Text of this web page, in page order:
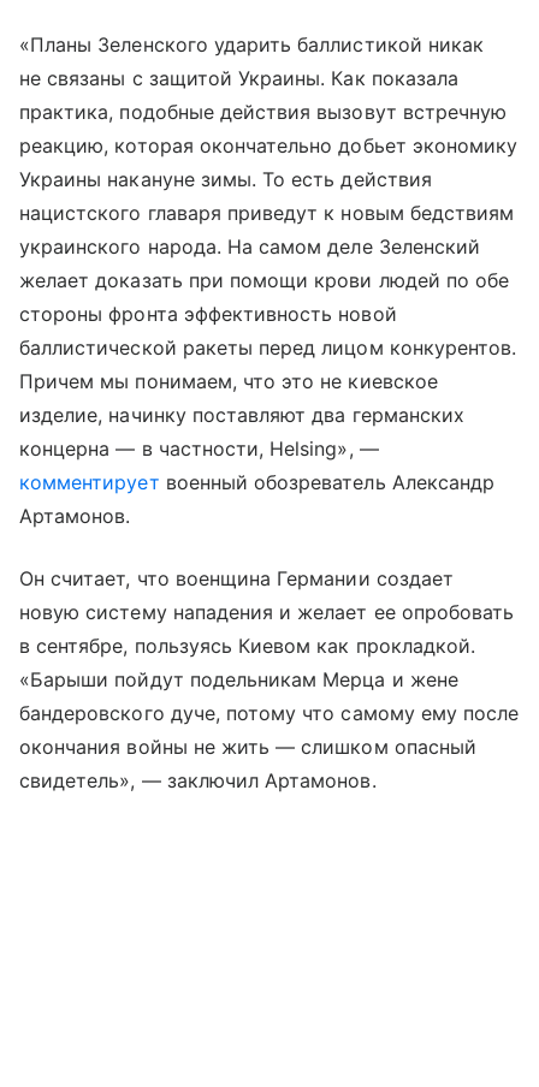
«Планы Зеленского ударить баллистикой никак
не связаны с защитой Украины. Как показала
практика, подобные действия вызовут встречную
реакцию, которая окончательно добьет экономику
Украины накануне зимы. То есть действия
нацистского главаря приведут к новым бедствиям
украинского народа. На самом деле Зеленский
желает доказать при помощи крови людей по обе
стороны фронта эффективность новой
баллистической ракеты перед лицом конкурентов.
Причем мы понимаем, что это не киевское
изделие, начинку поставляют два германских
концерна — в частности, Helsing», —
комментирует военный обозреватель Александр
Артамонов.
Он считает, что военщина Германии создает
новую систему нападения и желает ее опробовать
в сентябре, пользуясь Киевом как прокладкой.
«Барыши пойдут подельникам Мерца и жене
бандеровского дуче, потому что самому ему после
окончания войны не жить — слишком опасный
свидетель», — заключил Артамонов.